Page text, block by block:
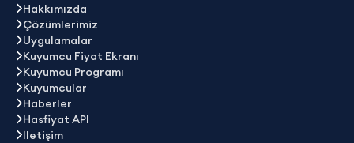
Hakkımızda
Çözümlerimiz
Uygulamalar
Kuyumcu Fiyat Ekranı
Kuyumcu Programı
Kuyumcular
Haberler
Hasfiyat API
İletişim